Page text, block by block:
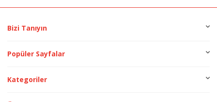
Bizi Tanıyın
Popüler Sayfalar
Kategoriler